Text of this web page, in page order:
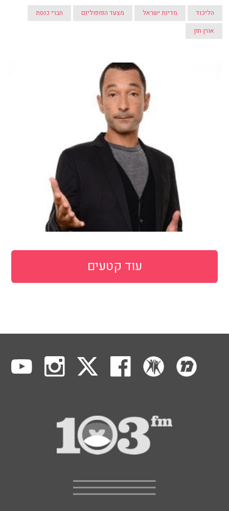
הליכוד מדינת ישראל מצעד הפופוליזם
חברי כנסת
אורן חזן
עוד קטעים